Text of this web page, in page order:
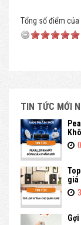
Tổng số điểm
TIN TỨC MỚI
giá